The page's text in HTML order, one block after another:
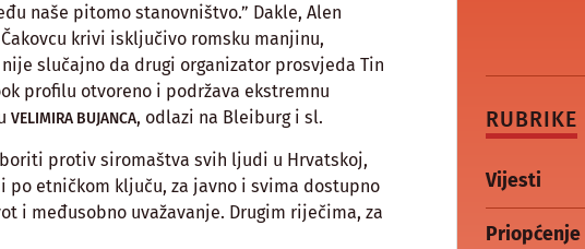
naše pitomo stanovništvo.” Dakle, Alen
krivi isključivo romsku manjinu,
slučajno da drugi organizator prosvjeda Tin
profilu otvoreno i podržava ekstremnu
VELIMIRA BUJANCA, odlazi na Bleiburg i sl.
protiv siromaštva svih ljudi u Hrvatskoj,
etničkom ključu, za javno i svima dostupno
i međusobno uvažavanje. Drugim riječima, za
RUBRIKE
Vijesti
Priopćenje